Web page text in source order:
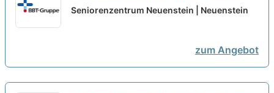
Arbeitsplatz in einer familiären
Seniorenzentrum Neuenstein | Neuenstein
zum Angebot